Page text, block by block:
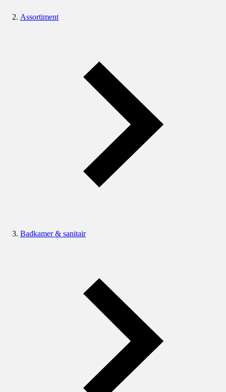
Assortiment
Badkamer & sanitair